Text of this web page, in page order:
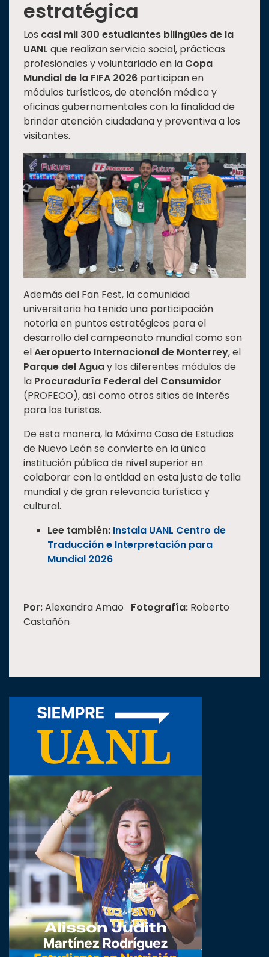
estratégica
Los casi mil 300 estudiantes bilingües de la
UANL que realizan servicio social, prácticas
profesionales y voluntariado en la Copa
Mundial de la FIFA 2026 participan en
módulos turísticos, de atención médica y
oficinas gubernamentales con la finalidad de
brindar atención ciudadana y preventiva a los
visitantes.
Además del Fan Fest, la comunidad
universitaria ha tenido una participación
notoria en puntos estratégicos para el
desarrollo del campeonato mundial como son
elAeropuerto Internacional de Monterrey, el
Parque del Aguay los diferentes módulos de
la Procuraduría Federal del Consumidor
(PROFECO), así como otros sitios de interés
para los turistas.
De esta manera, la Máxima Casa de Estudios
de Nuevo León se convierte en la única
institución pública de nivel superior en
colaborar con la entidad en esta justa de talla
mundial y de gran relevancia turística y
cultural.
Lee también: Instala UANL Centro de
Traducción e Interpretación para
Mundial 2026
Por:Alexandra Amao Fotografía: Roberto
Castañón